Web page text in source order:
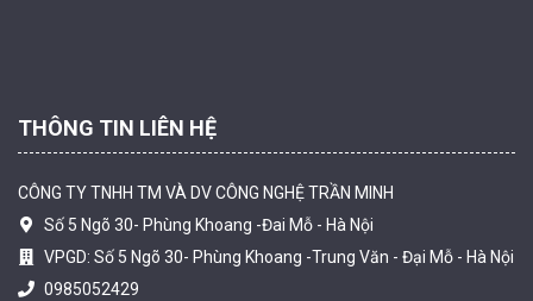
THÔNG TIN LIÊN HỆ
CÔNG TY TNHH TM VÀ DV CÔNG NGHỆ TRẦN MINH
Số 5 Ngõ 30- Phùng Khoang -Đai Mỗ - Hà Nội
VPGD: Số 5 Ngõ 30- Phùng Khoang -Trung Văn - Đại Mỗ - Hà Nội
0985052429